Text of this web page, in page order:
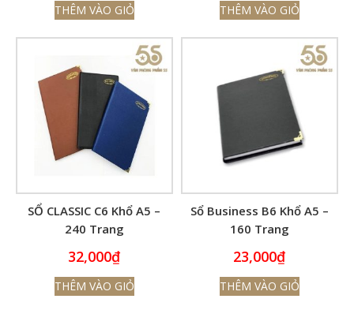
THÊM VÀO GIỎ THÊM VÀO GIỎ
SỔ CLASSIC C6 Khổ A5 –
240 Trang
32,000₫
THÊM VÀO GIỎ
Sổ Business B6 Khổ A5 –
160 Trang
23,000₫
THÊM VÀO GIỎ